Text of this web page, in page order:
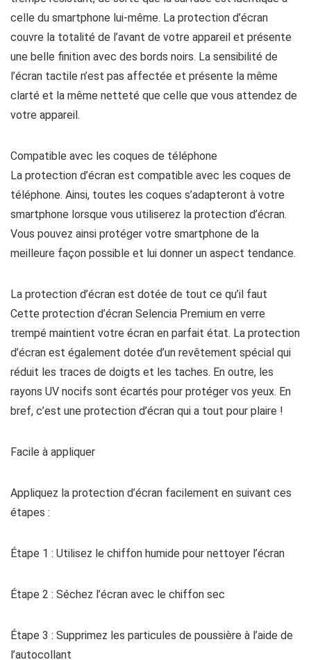
celle du smartphone lui-même. La protection d’écran
couvre la totalité de l’avant de votre appareil et présente
une belle finition avec des bords noirs. La sensibilité de
l’écran tactile n’est pas affectée et présente la même
clarté et la même netteté que celle que vous attendez de
votre appareil.
Compatible avec les coques de téléphone
La protection d’écran est compatible avec les coques de
téléphone. Ainsi, toutes les coques s’adapteront à votre
smartphone lorsque vous utiliserez la protection d’écran.
Vous pouvez ainsi protéger votre smartphone de la
meilleure façon possible et lui donner un aspect tendance.
La protection d’écran est dotée de tout ce qu’il faut
Cette protection d’écran Selencia Premium en verre
trempé maintient votre écran en parfait état. La protection
d’écran est également dotée d’un revêtement spécial qui
réduit les traces de doigts et les taches. En outre, les
rayons UV nocifs sont écartés pour protéger vos yeux. En
bref, c’est une protection d’écran qui a tout pour plaire !
Facile à appliquer
Appliquez la protection d’écran facilement en suivant ces
étapes :
Étape 1 : Utilisez le chiffon humide pour nettoyer l’écran
Étape 2 : Séchez l’écran avec le chiffon sec
Étape 3 : Supprimez les particules de poussière à l’aide de
l’autocollant